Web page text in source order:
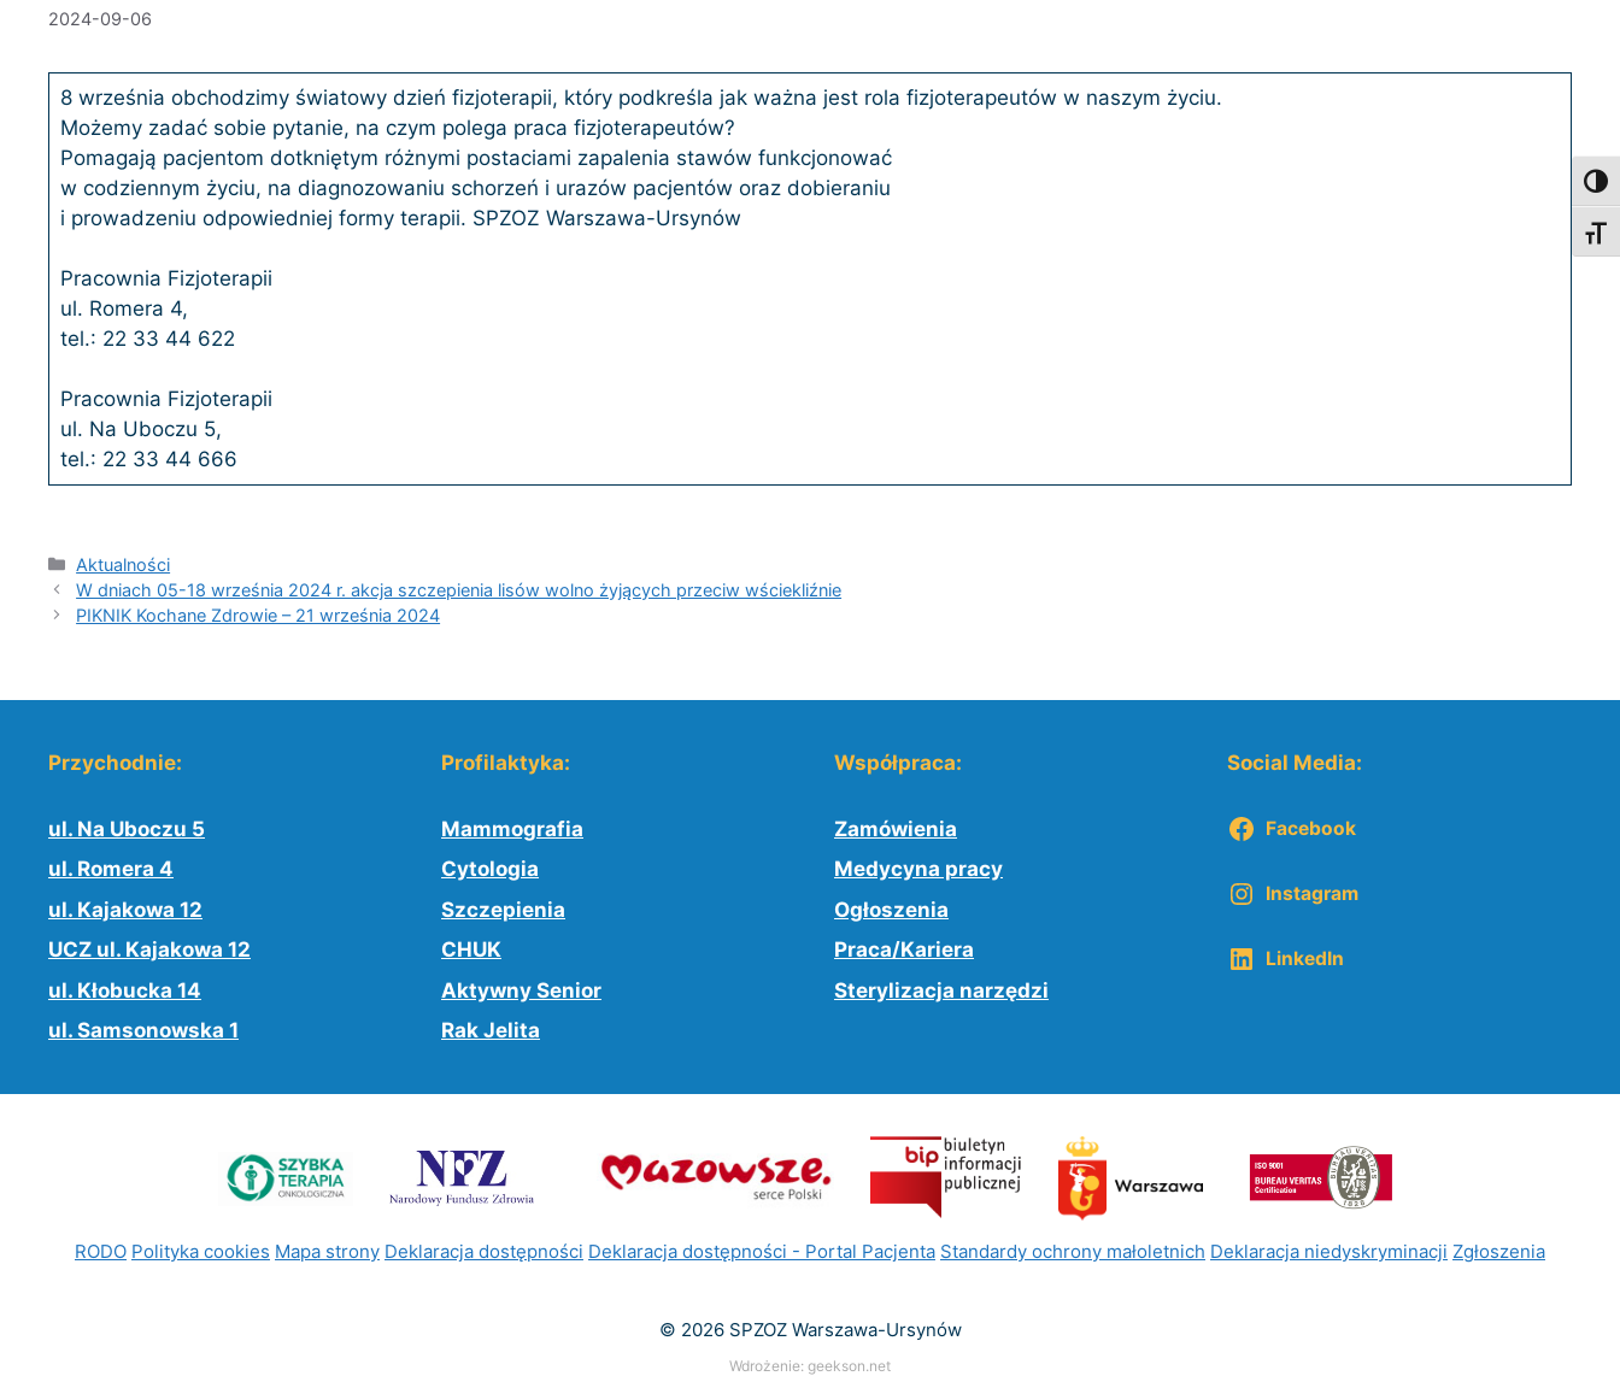
2024-09-06
8 września obchodzimy światowy dzień fizjoterapii, który podkreśla jak ważna jest rola fizjoterapeutów w naszym życiu.
Możemy zadać sobie pytanie, na czym polega praca fizjoterapeutów?
Pomagają pacjentom dotkniętym różnymi postaciami zapalenia stawów funkcjonować
w codziennym życiu, na diagnozowaniu schorzeń i urazów pacjentów oraz dobieraniu
i prowadzeniu odpowiedniej formy terapii. SPZOZ Warszawa-Ursynów
Pracownia Fizjoterapii
ul. Romera 4,
tel.: 22 33 44 622
Pracownia Fizjoterapii
ul. Na Uboczu 5,
tel.: 22 33 44 666
Kategorie
Aktualności
W dniach 05-18 września 2024 r. akcja szczepienia lisów wolno żyjących przeciw wściekliźnie
PIKNIK Kochane Zdrowie – 21 września 2024
Przychodnie:
ul. Na Uboczu 5
ul. Romera 4
ul. Kajakowa 12
UCZ ul. Kajakowa 12
ul. Kłobucka 14
ul. Samsonowska 1
Profilaktyka:
Mammografia
Cytologia
Szczepienia
CHUK
Aktywny Senior
Rak Jelita
Współpraca:
Zamówienia
Medycyna pracy
Ogłoszenia
Praca/Kariera
Sterylizacja narzędzi
Social Media:
Facebook
Instagram
LinkedIn
RODO Polityka cookies Mapa strony Deklaracja dostępności Deklaracja dostępności - Portal Pacjenta Standardy ochrony małoletnich Deklaracja niedyskryminacji Zgłoszenia
© 2026 SPZOZ Warszawa-Ursynów
Wdrożenie: geekson.net